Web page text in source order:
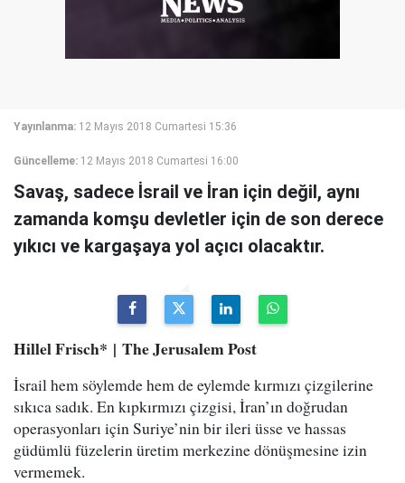
Yayınlanma: 12 Mayıs 2018 Cumartesi 15:36
Güncelleme: 12 Mayıs 2018 Cumartesi 16:00
Savaş, sadece İsrail ve İran için değil, aynı
zamanda komşu devletler için de son derece
yıkıcı ve kargaşaya yol açıcı olacaktır.
Hillel Frisch* | The Jerusalem Post
İsrail hem söylemde hem de eylemde kırmızı çizgilerine
sıkıca sadık. En kıpkırmızı çizgisi, İran’ın doğrudan
operasyonları için Suriye’nin bir ileri üsse ve hassas
güdümlü füzelerin üretim merkezine dönüşmesine izin
vermemek.